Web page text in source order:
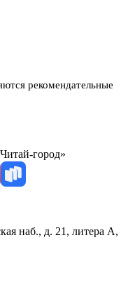
рекомендательные
город»
наб., д. 21, литера А,